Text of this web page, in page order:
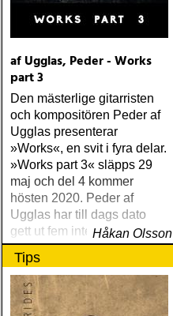
af Ugglas, Peder - Works
part 3
Den mästerlige gitarristen
och kompositören Peder af
Ugglas presenterar
»Works«, en svit i fyra delar.
»Works part 3« släpps 29
maj och del 4 kommer
hösten 2020. Peder af
Ugglas har till dags dato
gett ut fem internationellt
hyllade soloalbum
Håkan Olsson
Tips